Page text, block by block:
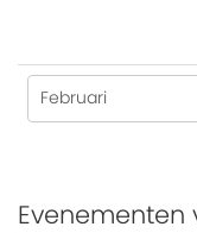
Evenementen